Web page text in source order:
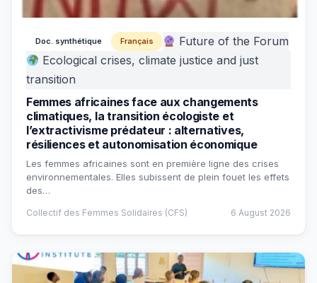
Doc. synthétique Français
Future of the Forum
Ecological crises, climate justice and just
transition
Femmes africaines face aux changements
climatiques, la transition écologiste et
l’extractivisme prédateur : alternatives,
résiliences et autonomisation économique
Les femmes africaines sont en première ligne des crises
environnementales. Elles subissent de plein fouet les effets
des…
Collectif des Femmes Solidaires (CFS) 6 August 2026